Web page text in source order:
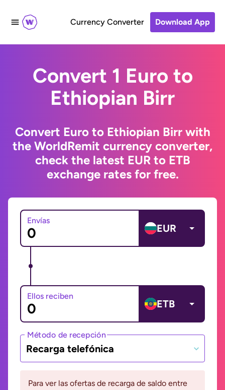
Currency Converter Download App
Convert 1 Euro to
Ethiopian Birr
Convert Euro to Ethiopian Birr with
the WorldRemit currency converter,
check the latest EUR to ETB
exchange rates for free.
Envías
EUR
Ellos reciben
ETB
Método de recepción
Recarga telefónica
Para ver las ofertas de recarga de saldo entre